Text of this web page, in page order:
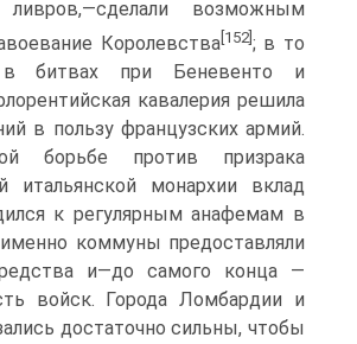
возможным
Королевства [152] ; в то
битвах при Беневенто и
кавалерия решила
в пользу французских армий.
борьбе против призрака
итальянской монархии вклад
к регулярным анафемам в
ком­муны предоставляли
и—до самого конца —
войск. Города Ломбардии и
достаточно сильны, чтобы